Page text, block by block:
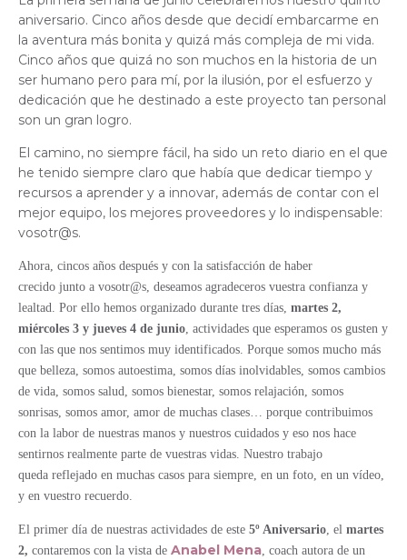
aniversario. Cinco años desde que decidí embarcarme en
la aventura más bonita y quizá más compleja de mi vida.
Cinco años que quizá no son muchos en la historia de un
ser humano pero para mí, por la ilusión, por el esfuerzo y
dedicación que he destinado a este proyecto tan personal
son un gran logro.
El camino, no siempre fácil, ha sido un reto diario en el que
he tenido siempre claro que había que dedicar tiempo y
recursos a aprender y a innovar, además de contar con el
mejor equipo, los mejores proveedores y lo indispensable:
vosotr@s.
Ahora, cincos años después y con la satisfacción de haber
crecido junto a vosotr@s, deseamos agradeceros vuestra confianza y
lealtad. Por ello hemos organizado durante tres días, martes 2,
miércoles 3 y jueves 4 de junio, actividades que esperamos os gusten y
con las que nos sentimos muy identificados. Porque somos mucho más
que belleza, somos autoestima, somos días inolvidables, somos cambios
de vida, somos salud, somos bienestar, somos relajación, somos
sonrisas, somos amor, amor de muchas clases… porque contribuimos
con la labor de nuestras manos y nuestros cuidados y eso nos hace
sentirnos realmente parte de vuestras vidas. Nuestro trabajo
queda reflejado en muchas casos para siempre, en un foto, en un vídeo,
y en vuestro recuerdo.
El primer día de nuestras actividades de este 5º Aniversario, el martes
2, contaremos con la vista de Anabel Mena, coach autora de un